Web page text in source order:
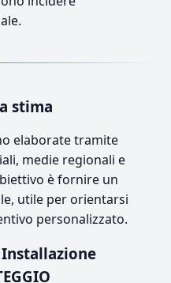
stima
elaborate tramite
medie regionali e
è fornire un
utile per orientarsi
personalizzato.